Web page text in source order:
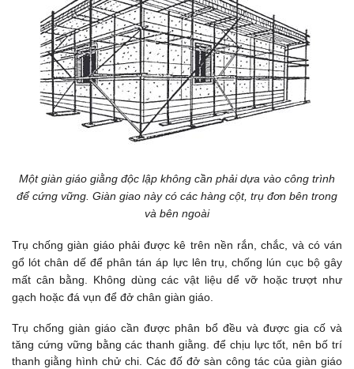
Một giàn giáo giằng độc lập không cần phải dựa vào công trình
để cứng vững. Giàn giao này có các hàng cột, trụ đơn bên trong
và bên ngoài
Trụ chống giàn giáo phải được kê trên nền rắn, chắc, và có ván
gổ lót chân dế để phân tán áp lực lên trụ, chống lún cục bộ gây
mất cân bằng. Không dùng các vật liệu dể vỡ hoặc trượt như
gạch hoặc đá vụn để đở chân giàn giáo.
Trụ chống giàn giáo cần được phân bổ đều và được gia cố và
tăng cứng vững bằng các thanh giằng. để chịu lực tốt, nên bố trí
thanh giằng hình chử chi. Các đố đở sàn công tác của giàn giáo